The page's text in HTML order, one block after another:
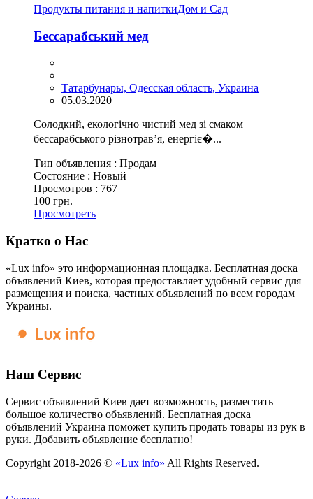
Продукты питания и напиткиДом и Сад
Бессарабський мед
Татарбунары, Одесская область, Украина
05.03.2020
Солодкий, екологічно чистий мед зі смаком
бессарабського різнотрав’я, енергіє�...
Тип объявления : Продам
Состояние : Новый
Просмотров : 767
100 грн.
Просмотреть
Кратко о Нас
«Lux info» это информационная площадка. Бесплатная доска
объявлений Киев, которая предоставляет удобный сервис для
размещения и поиска, частных объявлений по всем городам
Украины.
Наш Сервис
Сервис объявлений Киев дает возможность, разместить
большое количество объявлений. Бесплатная доска
объявлений Украина поможет купить продать товары из рук в
руки. Добавить объявление бесплатно!
Copyright 2018-2026 © «Lux info» All Rights Reserved.